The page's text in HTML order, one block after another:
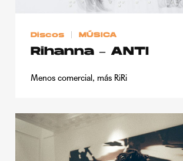
Discos MÚSICA
Rihanna – ANTI
Menos comercial, más RiRi